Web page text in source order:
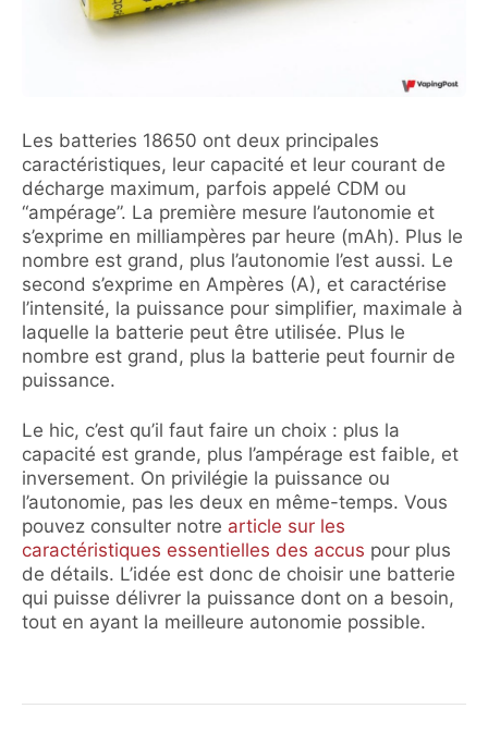
Les batteries 18650 ont deux principales
caractéristiques, leur capacité et leur courant de
décharge maximum, parfois appelé CDM ou
“ampérage”. La première mesure l’autonomie et
s’exprime en milliampères par heure (mAh). Plus le
nombre est grand, plus l’autonomie l’est aussi. Le
second s’exprime en Ampères (A), et caractérise
l’intensité, la puissance pour simplifier, maximale à
laquelle la batterie peut être utilisée. Plus le
nombre est grand, plus la batterie peut fournir de
puissance.
Le hic, c’est qu’il faut faire un choix : plus la
capacité est grande, plus l’ampérage est faible, et
inversement. On privilégie la puissance ou
l’autonomie, pas les deux en même-temps. Vous
pouvez consulter notre article sur les
caractéristiques essentielles des accus pour plus
de détails. L’idée est donc de choisir une batterie
qui puisse délivrer la puissance dont on a besoin,
tout en ayant la meilleure autonomie possible.